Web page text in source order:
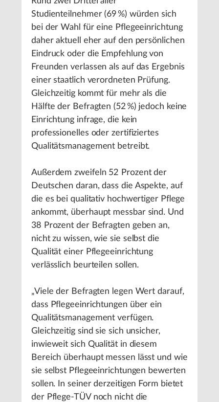
Studienteilnehmer (69 %) würden sich
bei der Wahl für eine Pflegeeinrichtung
daher aktuell eher auf den persönlichen
Eindruck oder die Empfehlung von
Freunden verlassen als auf das Ergebnis
einer staatlich verordneten Prüfung.
Gleichzeitig kommt für mehr als die
Hälfte der Befragten (52 %) jedoch keine
Einrichtung infrage, die kein
professionelles oder zertifiziertes
Qualitätsmanagement betreibt.
Außerdem zweifeln 52 Prozent der
Deutschen daran, dass die Aspekte, auf
die es bei qualitativ hochwertiger Pflege
ankommt, überhaupt messbar sind. Und
38 Prozent der Befragten geben an,
nicht zu wissen, wie sie selbst die
Qualität einer Pflegeeinrichtung
verlässlich beurteilen sollen.
„Viele der Befragten legen Wert darauf,
dass Pflegeeinrichtungen über ein
Qualitätsmanagement verfügen.
Gleichzeitig sind sie sich unsicher,
inwieweit sich Qualität in diesem
Bereich überhaupt messen lässt und wie
sie selbst Pflegeeinrichtungen bewerten
sollen. In seiner derzeitigen Form bietet
der Pflege-TÜV noch nicht die